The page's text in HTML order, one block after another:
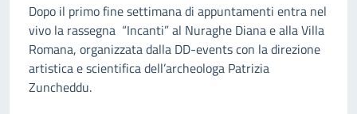
Dopo il primo fine settimana di appuntamenti entra nel
vivo la rassegna “Incanti” al Nuraghe Diana e alla Villa
Romana, organizzata dalla DD-events con la direzione
artistica e scientifica dell’archeologa Patrizia
Zuncheddu.